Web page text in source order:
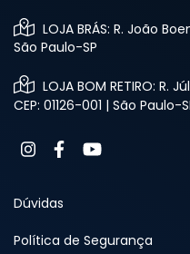
LOJA BRÁS: R. João
São Paulo-SP
LOJA BOM RETIRO: R.
CEP: 01126-001 | São Paulo-
Dúvidas
Política de Segurança